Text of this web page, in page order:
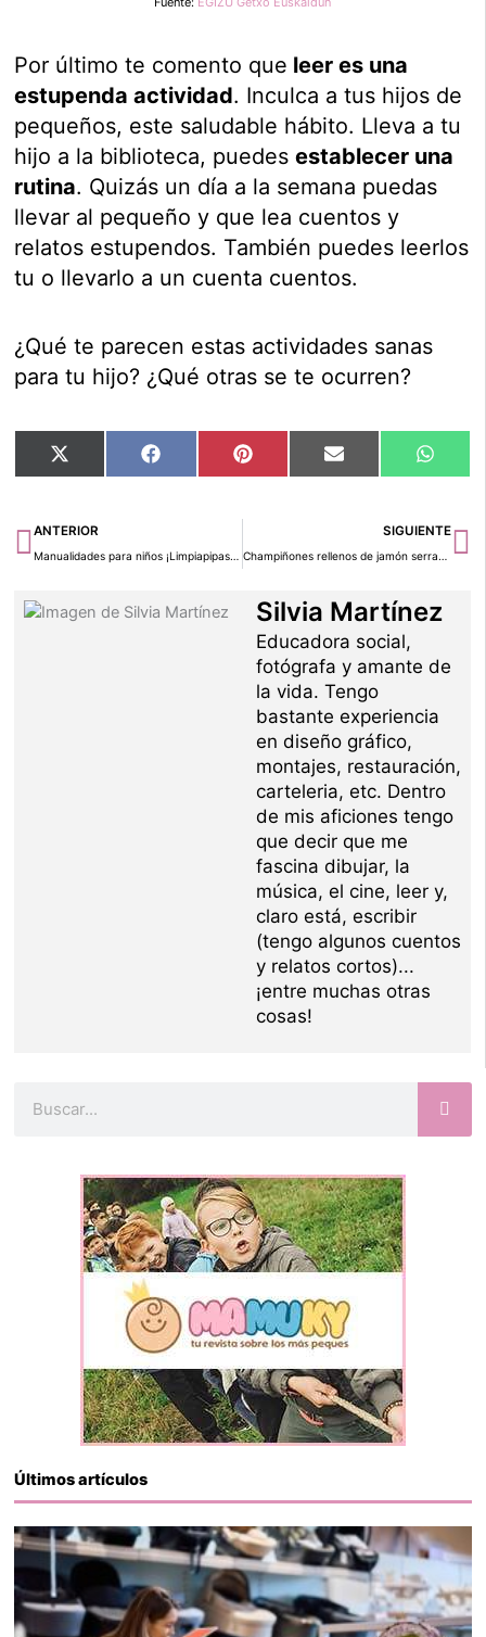
Por último te comento que leer es una
estupenda actividad. Inculca a tus hijos de
pequeños, este saludable hábito. Lleva a tu
hijo a la biblioteca, puedesestablecer una
rutina. Quizás un día a la semana puedas
llevar al pequeño y que lea cuentos y
relatos estupendos. También puedes leerlos
tu o llevarlo a un cuenta cuentos.
¿Qué te parecen estas actividades sanas
para tu hijo? ¿Qué otras se te ocurren?
Compartir
en
X
(Twitter)
Compartir
en
Facebook Compartir
en
Pinterest Compartir
en
Email
en
Ant
ANTERIOR
Manualidades para niños ¡Limpiapipas y ojos móviles!
SIGUIENTE
Champiñones rellenos de jamón serrano ¡Receta saludable!
Silvia Martínez
Educadora social,
fotógrafa y amante de
la vida. Tengo
bastante experiencia
en diseño gráfico,
montajes, restauración,
carteleria, etc. Dentro
de mis aficiones tengo
que decir que me
fascina dibujar, la
música, el cine, leer y,
claro está, escribir
(tengo algunos cuentos
y relatos cortos)...
¡entre muchas otras
cosas!
Últimos artículos